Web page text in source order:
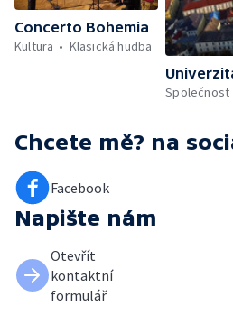
Concerto Bohemia
Kultura
Klasická hudba
Společnost
Chcete mě? na
Facebook
Napište nám
Otevřít
kontaktní
formulář